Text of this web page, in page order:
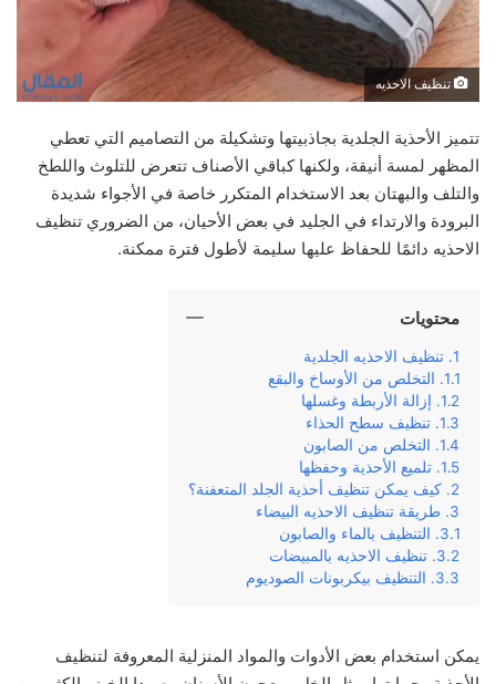
تنظيف الاحذيه
تتميز الأحذية الجلدية بجاذبيتها وتشكيلة من التصاميم التي تعطي
المظهر لمسة أنيقة، ولكنها كباقي الأصناف تتعرض للتلوث واللطخ
والتلف والبهتان بعد الاستخدام المتكرر خاصة في الأجواء شديدة
البرودة والارتداء في الجليد في بعض الأحيان، من الضروري تنظيف
الاحذيه دائمًا للحفاظ عليها سليمة لأطول فترة ممكنة.
محتويات
تنظيف الاحذيه الجلدية
التخلص من الأوساخ والبقع
إزالة الأربطة وغسلها
تنظيف سطح الحذاء
التخلص من الصابون
تلميع الأحذية وحفظها
كيف يمكن تنظيف أحذية الجلد المتعفنة؟
طريقة تنظيف الاحذيه البيضاء
التنظيف بالماء والصابون
تنظيف الاحذيه بالمبيضات
التنظيف بيكربونات الصوديوم
يمكن استخدام بعض الأدوات والمواد المنزلية المعروفة لتنظيف